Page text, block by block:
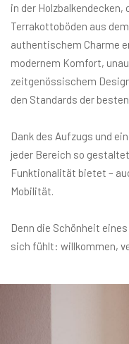
in der Holzbalkendecken,
Terrakottoböden aus
authentischem Charme
modernem Komfort,
zeitgenössischem
den Standards der
Dank des Aufzugs und
jeder Bereich so
Funktionalität bietet –
Mobilität.
Denn die Schönheit
sich fühlt: willkommen,